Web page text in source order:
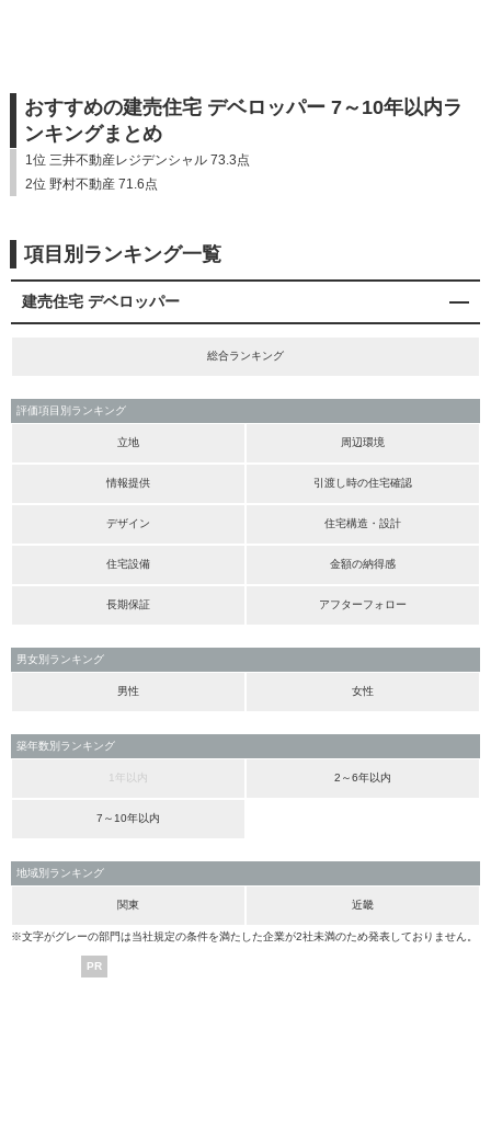
おすすめの建売住宅 デベロッパー 7～10年以内ラ
ンキングまとめ
1位 三井不動産レジデンシャル 73.3点
2位 野村不動産 71.6点
項目別ランキング一覧
建売住宅 デベロッパー
総合ランキング
評価項目別ランキング
立地 周辺環境
情報提供 引渡し時の住宅確認
デザイン 住宅構造・設計
住宅設備 金額の納得感
長期保証 アフターフォロー
男女別ランキング
男性 女性
築年数別ランキング
1年以内 2～6年以内
7～10年以内
地域別ランキング
関東 近畿
※文字がグレーの部門は当社規定の条件を満たした企業が2社未満のため発表しておりません。
PR